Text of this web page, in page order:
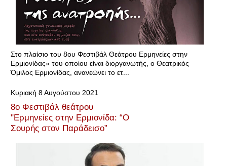
Στο πλαίσιο του 8ου Φεστιβάλ Θεάτρου Ερμηνείες στην
Ερμιονίδας» του οποίου είναι διοργανωτής, ο Θεατρικός
Όμιλος Ερμιονίδας, ανανεώνει το ετ...
Κυριακή 8 Αυγούστου 2021
8ο Φεστιβάλ θεάτρου
"Ερμηνείες στην Ερμιονίδα: “Ο
Σουρής στον Παράδεισο”